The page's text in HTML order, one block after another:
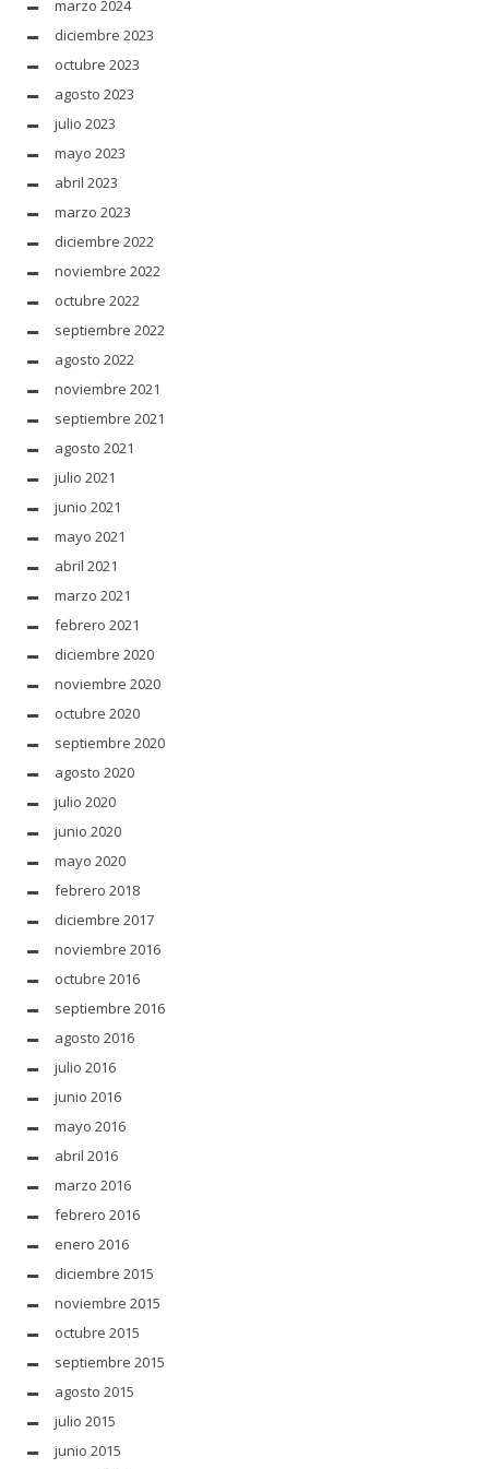
marzo 2024
diciembre 2023
octubre 2023
agosto 2023
julio 2023
mayo 2023
abril 2023
marzo 2023
diciembre 2022
noviembre 2022
octubre 2022
septiembre 2022
agosto 2022
noviembre 2021
septiembre 2021
agosto 2021
julio 2021
junio 2021
mayo 2021
abril 2021
marzo 2021
febrero 2021
diciembre 2020
noviembre 2020
octubre 2020
septiembre 2020
agosto 2020
julio 2020
junio 2020
mayo 2020
febrero 2018
diciembre 2017
noviembre 2016
octubre 2016
septiembre 2016
agosto 2016
julio 2016
junio 2016
mayo 2016
abril 2016
marzo 2016
febrero 2016
enero 2016
diciembre 2015
noviembre 2015
octubre 2015
septiembre 2015
agosto 2015
julio 2015
junio 2015